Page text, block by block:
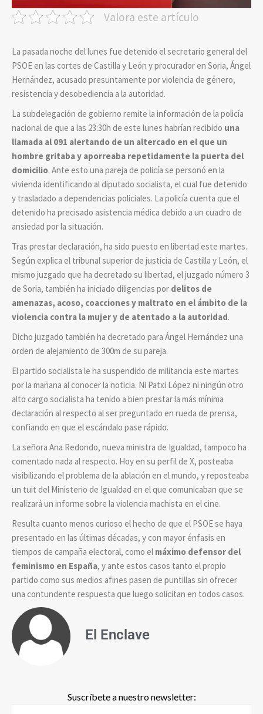
Valora este artículo
La pasada noche del lunes fue detenido el secretario general del
PSOE en las cortes de Castilla y León y procurador en Soria, Ángel
Hernández, acusado presuntamente por violencia de género,
resistencia y desobediencia a la autoridad.
La subdelegación de gobierno remite la información de la policía
nacional de que a las 23:30h de este lunes habrían recibido una
llamada al 091 alertando de un altercado en el que un
hombre gritaba y aporreaba repetidamente la puerta del
domicilio. Ante esto una pareja de policía se personó en la
vivienda identificando al diputado socialista, el cual fue detenido
y trasladado a dependencias policiales. La policía cuenta que el
detenido ha precisado asistencia médica debido a un cuadro de
ansiedad por la situación.
Tras prestar declaración, ha sido puesto en libertad este martes.
Según explica el tribunal superior de justicia de Castilla y León, el
mismo juzgado que ha decretado su libertad, el juzgado número 3
de Soria, también ha iniciado diligencias por delitos de
amenazas, acoso, coacciones y maltrato en el ámbito de la
violencia contra la mujer y de atentado a la autoridad.
Dicho juzgado también ha decretado para Ángel Hernández una
orden de alejamiento de 300m de su pareja.
El partido socialista le ha suspendido de militancia este martes
por la mañana al conocer la noticia. Ni Patxi López ni ningún otro
alto cargo socialista ha tenido a bien prestar la más mínima
declaración al respecto al ser preguntado en rueda de prensa,
confiando en que el escándalo pase rápido.
La señora Ana Redondo, nueva ministra de Igualdad, tampoco ha
comentado nada al respecto. Hoy en su perfil de X, posteaba
visibilizando el problema de la ablación en el mundo, y reposteaba
un tuit del Ministerio de Igualdad en el que comunicaban que se
realizará un informe sobre la violencia machista en el cine.
Resulta cuanto menos curioso el hecho de que el PSOE se haya
presentado en las últimas décadas, y con mayor énfasis en
tiempos de campaña electoral, como el máximo defensor del
feminismo en España, y ante estos casos tanto el propio
partido como sus medios afines pasen de puntillas sin ofrecer
una contundente respuesta que luego solicitan en todos casos.
El Enclave
Suscríbete a nuestro newsletter: